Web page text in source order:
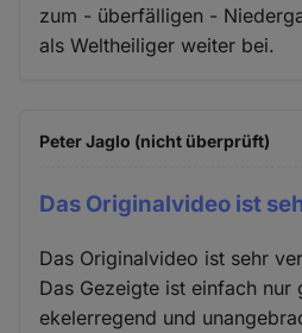
zum - überfälligen -
als Weltheiliger weiter bei.
Peter Jaglo (nicht überprüft)
Das Originalvideo ist
Das Originalvideo ist sehr
Das Gezeigte ist einfach nur
ekelerregend und